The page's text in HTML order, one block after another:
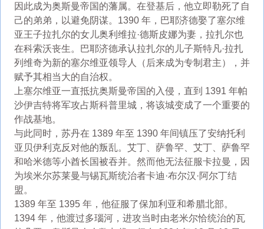
因此成为奥斯曼帝国的藩属。在登基后，他立即勒死了自
己的弟弟，以避免阴谋。1390 年，巴耶济德娶了塞尔维
亚王子拉扎尔的女儿奥利维拉·德斯皮娜为妻，拉扎尔也
在科索沃丧生。巴耶济德承认拉扎尔的儿子斯特凡·拉扎
列维奇为新的塞尔维亚领导人（后来成为专制君主），并
赋予其相当大的自治权。
上塞尔维亚一直抵抗奥斯曼帝国的入侵，直到 1391 年帕
沙伊吉特将军攻占斯科普里城，将该城变成了一个重要的
作战基地。
与此同时，苏丹在 1389 年至 1390 年间镇压了安纳托利
亚贝伊利克反对他的叛乱。艾丁、萨鲁罕、艾丁、萨鲁罕
和哈米德等小酋长国被吞并。然而他无法征服卡拉曼，因
为埃米尔苏莱曼与锡瓦斯统治者卡迪·布尔汉·阿尔丁结
盟。
1389 年至 1395 年，他征服了保加利亚和希腊北部。
1394 年，他渡过多瑙河，进攻当时由老米尔恰统治的瓦